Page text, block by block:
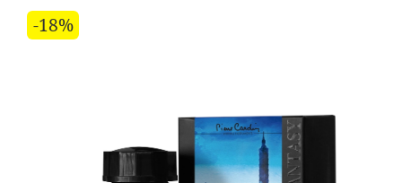
-18%